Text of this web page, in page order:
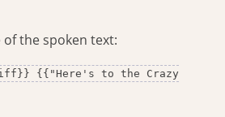
the spoken text:
{{"Here's to the Crazy